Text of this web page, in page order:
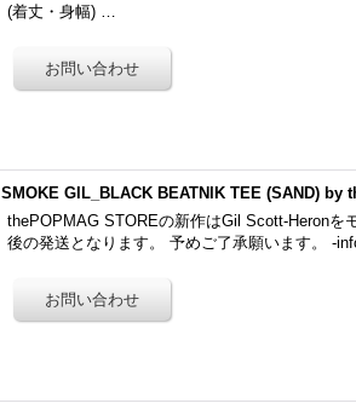
(着丈・身幅) …
SMOKE GIL_BLACK BEATNIK TEE (SAND) by
thePOPMAG STOREの新作はGil Scott-Heron
後の発送となります。 予めご了承願います。 -